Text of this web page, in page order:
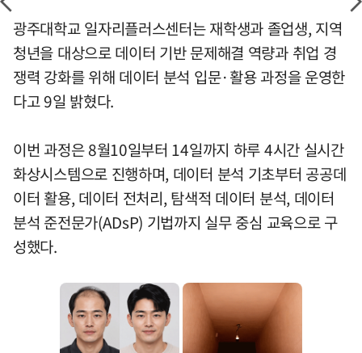
광주대학교 일자리플러스센터는 재학생과 졸업생, 지역
청년을 대상으로 데이터 기반 문제해결 역량과 취업 경
쟁력 강화를 위해 데이터 분석 입문·활용 과정을 운영한
다고 9일 밝혔다.
이번 과정은 8월10일부터 14일까지 하루 4시간 실시간
화상시스템으로 진행하며, 데이터 분석 기초부터 공공데
이터 활용, 데이터 전처리, 탐색적 데이터 분석, 데이터
분석 준전문가(ADsP) 기법까지 실무 중심 교육으로 구
성했다.